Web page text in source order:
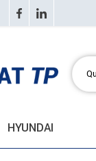
HYUNDAI